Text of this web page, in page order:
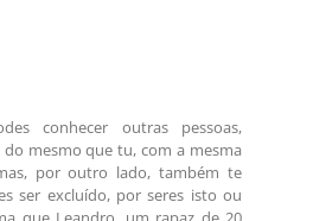
conhecer outras pessoas,
mesmo que tu, com a mesma
por outro lado, também te
ser excluído, por seres isto ou